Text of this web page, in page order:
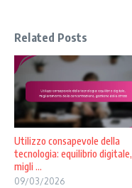
Related Posts
Utilizzo consapevole della
tecnologia: equilibrio digitale,
migli ...
09/03/2026